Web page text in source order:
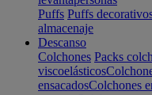
Puffs Puffs
almacenaje
Descanso
Colchones Packs
viscoelásticos
ensacadosColchones